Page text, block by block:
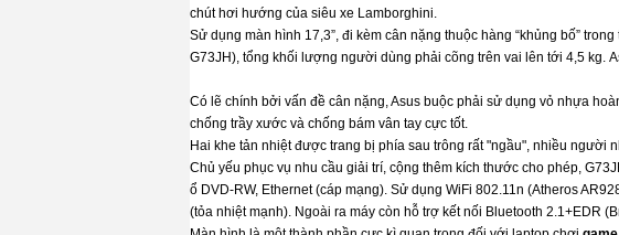
chút hơi hướng của siêu xe Lamborghini.
Sử dụng màn hình 17,3”, đi kèm cân nặng thuộc hàng “khủng bố”
G73JH), tổng khối lượng người dùng phải cõng trên vai lên tới 4,5 kg.
Có lẽ chính bởi vấn đề cân nặng, Asus buộc phải sử dụng vỏ nhựa
chống trầy xước và chống bám vân tay cực tốt.
Hai khe tản nhiệt được trang bị phía sau trông rất "ngầu", nhiều người
Chủ yếu phục vụ nhu cầu giải trí, cộng thêm kích thước cho phép,
ổ DVD-RW, Ethernet (cáp mạng). Sử dụng WiFi 802.11n (Atheros
(tỏa nhiệt mạnh). Ngoài ra máy còn hỗ trợ kết nối Bluetooth 2.1+EDR